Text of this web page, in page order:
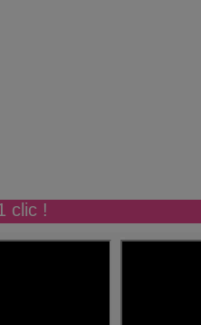
clic !